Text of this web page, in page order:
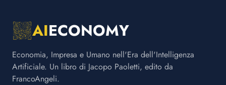
AIECONOMY
Economia, Impresa e Umano nell'Era dell'Intelligenza
Artificiale. Un libro di Jacopo Paoletti, edito da
FrancoAngeli.